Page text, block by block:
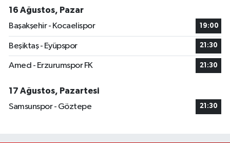
16 Ağustos, Pazar
Başakşehir - Kocaelispor
19:00
Beşiktaş - Eyüpspor 21:30
Amed - Erzurumspor FK 21:30
17 Ağustos, Pazartesi
Samsunspor - Göztepe
21:30